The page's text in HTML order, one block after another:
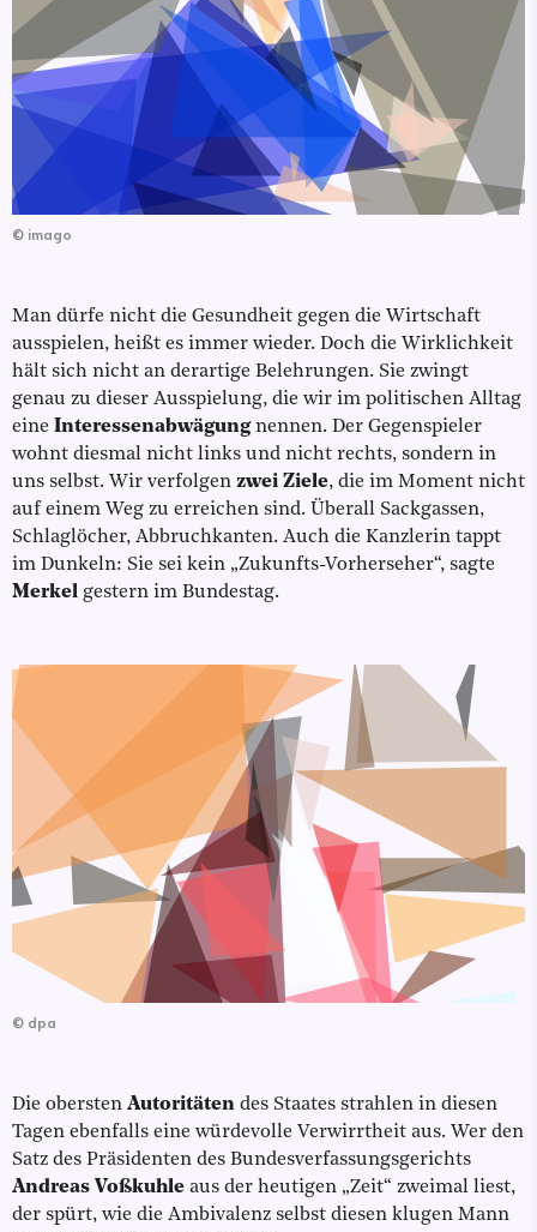
© imago
Man dürfe nicht die Gesundheit gegen die Wirtschaft
ausspielen, heißt es immer wieder. Doch die Wirklichkeit
hält sich nicht an derartige Belehrungen. Sie zwingt
genau zu dieser Ausspielung, die wir im politischen Alltag
eine Interessenabwägungnennen. Der Gegenspieler
wohnt diesmal nicht links und nicht rechts, sondern in
uns selbst. Wir verfolgen zwei Ziele, die im Moment nicht
auf einem Weg zu erreichen sind. Überall Sackgassen,
Schlaglöcher, Abbruchkanten. Auch die Kanzlerin tappt
im Dunkeln: Sie sei kein „Zukunfts-Vorherseher“, sagte
Merkel gestern im Bundestag.
© dpa
Die obersten Autoritäten des Staates strahlen in diesen
Tagen ebenfalls eine würdevolle Verwirrtheit aus. Wer den
Satz des Präsidenten des Bundesverfassungsgerichts
Andreas Voßkuhle aus der heutigen „Zeit“ zweimal liest,
der spürt, wie die Ambivalenz selbst diesen klugen Mann